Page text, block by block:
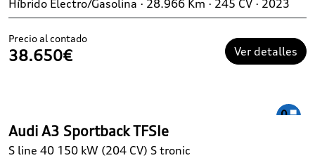
Híbrido Electro/Gasolina · 28.966 Km · 245 CV · 2023
Precio al contado
38.650€ Ver detalles
Audi A3 Sportback TFSIe
S line 40 150 kW (204 CV) S tronic